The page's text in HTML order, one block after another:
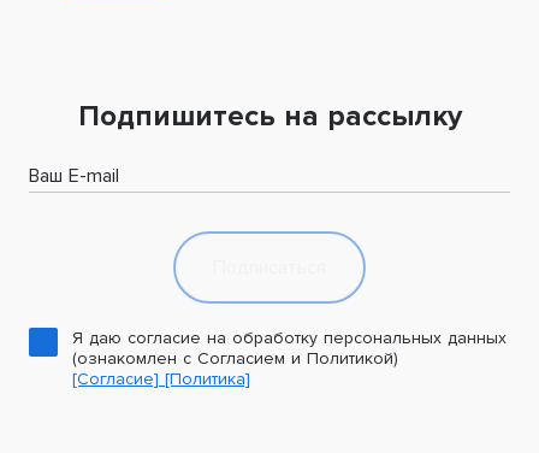
Подпишитесь на рассылку
Ваш E-mail
Я даю согласие на обработку персональных данных
(ознакомлен с Согласием и Политикой)
[Согласие] [Политика]